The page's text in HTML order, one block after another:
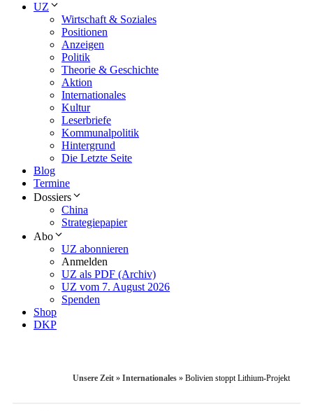
UZ
Wirtschaft & Soziales
Positionen
Anzeigen
Politik
Theorie & Geschichte
Aktion
Internationales
Kultur
Leserbriefe
Kommunalpolitik
Hintergrund
Die Letzte Seite
Blog
Termine
Dossiers
China
Strategiepapier
Abo
UZ abonnieren
Anmelden
UZ als PDF (Archiv)
UZ vom 7. August 2026
Spenden
Shop
DKP
Unsere Zeit » Internationales » Bolivien stoppt Lithium-Projekt